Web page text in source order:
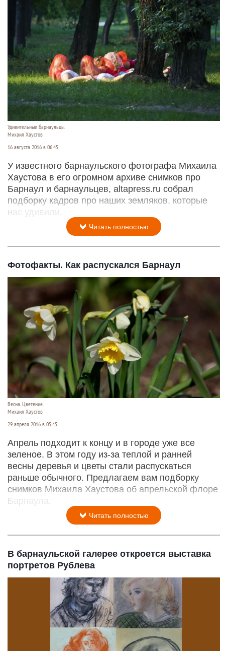
Удивительные барнаульцы.
Михаил Хаустов
16 августа 2016 в 06:45
У известного барнаульского фотографа Михаила
Хаустова в его огромном архиве снимков про
Барнаул и барнаульцев, altapress.ru собрал
подборку кадров про наших земляков, которые
нас удивили.
Читать полностью
Фотофакты. Как распускался Барнаул
Весна. Цветение.
Михаил Хаустов
29 апреля 2016 в 05:45
Апрель подходит к концу и в городе уже все
зеленое. В этом году из-за теплой и ранней
весны деревья и цветы стали распускаться
раньше обычного. Предлагаем вам подборку
снимков Михаила Хаустова об апрельской флоре
Барнаула.
Читать полностью
В барнаульской галерее откроется выставка
портретов Рублева